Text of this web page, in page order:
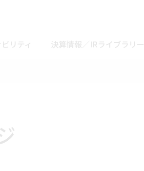
リティ 決算情報／IRライブラリー